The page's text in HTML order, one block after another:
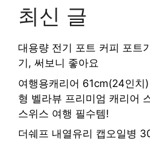
최신 글
대용량 전기 포트 커피 포트
기, 써보니 좋아요
여행용캐리어 61cm(24인치
형 벨라뷰 프리미엄 캐리어
스위스 여행 필수템!
더쉐프 내열유리 캡오일병